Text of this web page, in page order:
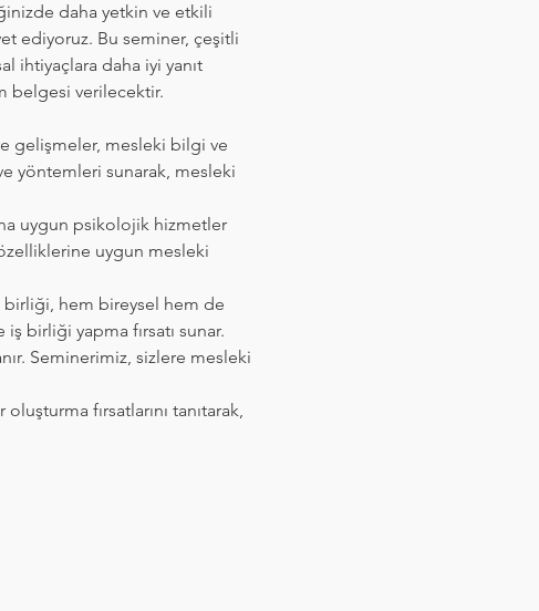
daha yetkin ve etkili
ediyoruz. Bu seminer, çeşitli
ihtiyaçlara daha iyi yanıt
belgesi verilecektir.
gelişmeler, mesleki bilgi ve
yöntemleri sunarak, mesleki
uygun psikolojik hizmetler
uygun mesleki
birliği, hem bireysel hem de
birliği yapma fırsatı sunar.
Seminerimiz, sizlere mesleki
fırsatlarını tanıtarak,